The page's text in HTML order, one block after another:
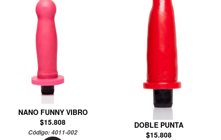
NANO FUNNY VIBRO
$15.808
Código:4011-002
DOBLE PUNTA
$15.808